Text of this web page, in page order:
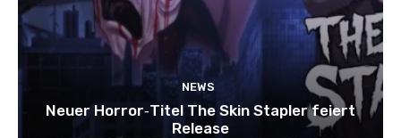
NEWS
Neuer Horror‑Titel The Skin Stapler feiert
Release